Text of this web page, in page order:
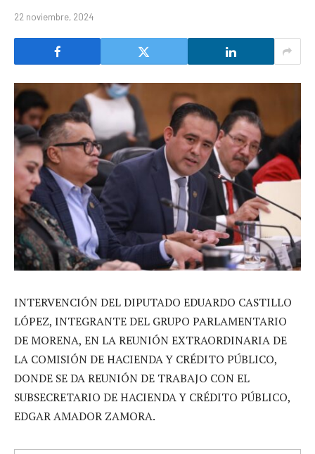
22 noviembre, 2024
INTERVENCIÓN DEL DIPUTADO EDUARDO CASTILLO
LÓPEZ, INTEGRANTE DEL GRUPO PARLAMENTARIO
DE MORENA, EN LA REUNIÓN EXTRAORDINARIA DE
LA COMISIÓN DE HACIENDA Y CRÉDITO PÚBLICO,
DONDE SE DA REUNIÓN DE TRABAJO CON EL
SUBSECRETARIO DE HACIENDA Y CRÉDITO PÚBLICO,
EDGAR AMADOR ZAMORA.